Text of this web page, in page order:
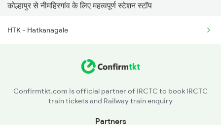
कोल्हापुर से नीमहिरगांव के लिए महत्वपूर्ण स्टेशन स्टॉप
HTK - Hatkanagale
Confirmtkt.com is official partner of IRCTC to book IRCTC
train tickets and Railway train enquiry
Partners